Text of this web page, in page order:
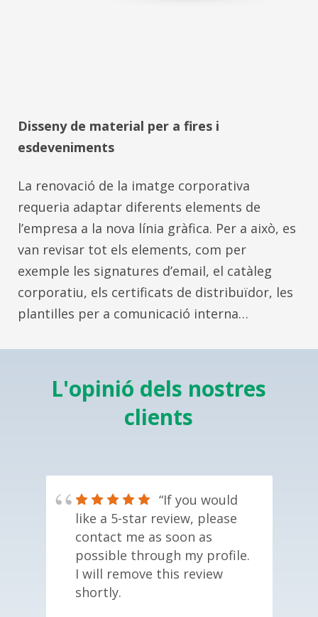
Disseny de material per a fires i
esdeveniments
La renovació de la imatge corporativa
requeria adaptar diferents elements de
l’empresa a la nova línia gràfica. Per a això, es
van revisar tot els elements, com per
exemple les signatures d’email, el catàleg
corporatiu, els certificats de distribuïdor, les
plantilles per a comunicació interna…
L'opinió dels nostres
clients
“If you would
like a 5-star review, please
contact me as soon as
possible through my profile.
I will remove this review
shortly.